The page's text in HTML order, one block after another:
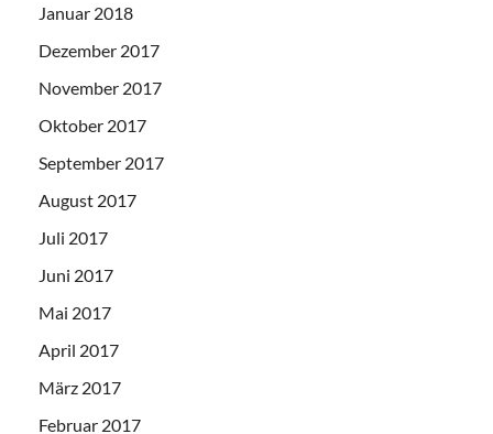
Januar 2018
Dezember 2017
November 2017
Oktober 2017
September 2017
August 2017
Juli 2017
Juni 2017
Mai 2017
April 2017
März 2017
Februar 2017